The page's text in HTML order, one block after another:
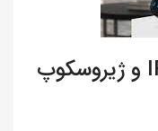
دارای قابلیت IR Learning و ژیروسکوپ